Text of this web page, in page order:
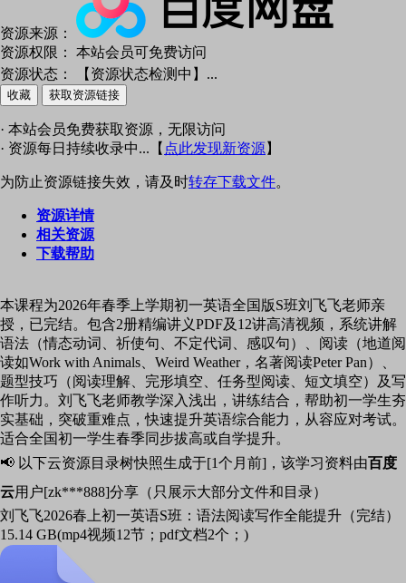
资源来源：
资源权限：
本站会员可免费访问
资源状态：
【资源状态检测中】 ...
收藏 获取资源链接
· 本站会员免费获取资源，无限访问
· 资源每日持续收录中...【 点此发现新资源】
为防止资源链接失效，请及时转存下载文件。
资源详情
相关资源
下载帮助
本课程为2026年春季上学期初一英语全国版S班刘飞飞老师亲
授，已完结。包含2册精编讲义PDF及12讲高清视频，系统讲解
语法（情态动词、祈使句、不定代词、感叹句）、阅读（地道阅
读如Work with Animals、Weird Weather，名著阅读Peter Pan）、
题型技巧（阅读理解、完形填空、任务型阅读、短文填空）及写
作听力。刘飞飞老师教学深入浅出，讲练结合，帮助初一学生夯
实基础，突破重难点，快速提升英语综合能力，从容应对考试。
适合全国初一学生春季同步拔高或自学提升。
📢 以下云资源目录树快照生成于[1个月前]，该学习资料由百度
云用户[zk***888]分享（只展示大部分文件和目录）
刘飞飞2026春上初一英语S班：语法阅读写作全能提升（完结）
15.14 GB(mp4视频12节；pdf文档2个；)